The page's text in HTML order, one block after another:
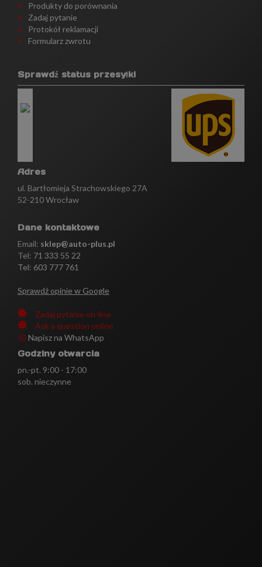
Produkty do porównania
Zadaj pytanie
Protokół reklamacji
Formularz zwrotu
Sprawdź status przesyłki
Adres
ul. Bartłomieja Strachowskiego 27A
52-210 Wrocław
Dane kontaktowe
Email: sklep@auto-plus.pl
Tel: 71 333 55 22
Tel: 603 777 761
Sprawdź opinie w Google
Zadaj pytanie on-line
Ask a question online
Napisz na WhatsApp
Godziny otwarcia
pn.-pt. 9:00 - 17:00
sob. nieczynne